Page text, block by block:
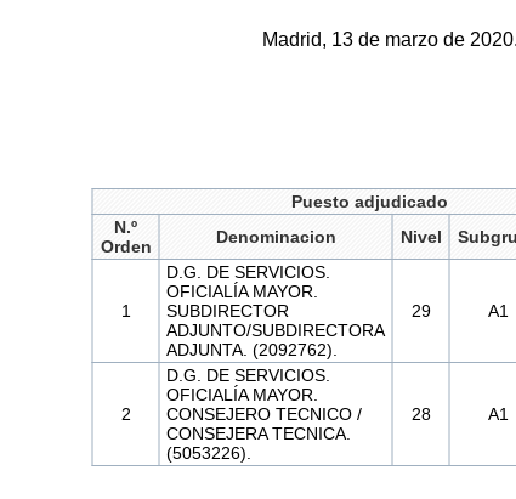
Madrid, 13 de marzo de
Puesto adjudicado
N.º
Orden
Denominacion Nivel
1
D.G. DE SERVICIOS.
OFICIALÍA MAYOR.
SUBDIRECTOR
ADJUNTO/SUBDIRECTORA
ADJUNTA. (2092762).
29 A1
2
D.G. DE SERVICIOS.
OFICIALÍA MAYOR.
CONSEJERO TECNICO /
CONSEJERA TECNICA.
(5053226).
28 A1